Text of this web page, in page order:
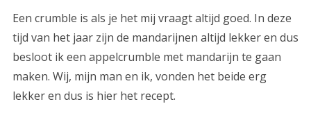
Een crumble is als je het mij vraagt altijd goed. In deze
tijd van het jaar zijn de mandarijnen altijd lekker en dus
besloot ik een appelcrumble met mandarijn te gaan
maken. Wij, mijn man en ik, vonden het beide erg
lekker en dus is hier het recept.